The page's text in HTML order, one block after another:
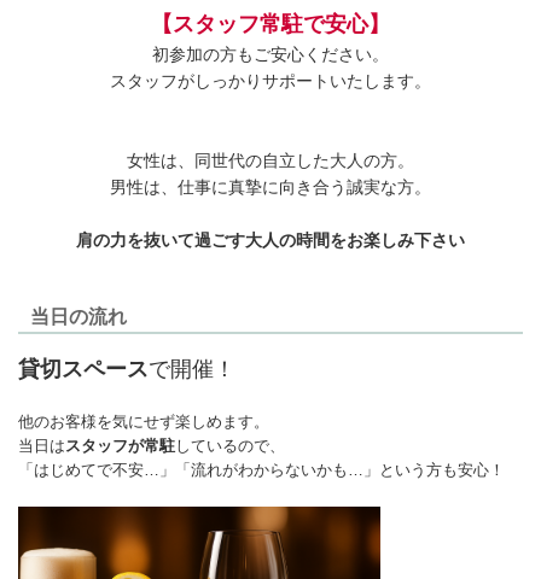
【スタッフ常駐で安心】
初参加の方もご安心ください。
スタッフがしっかりサポートいたします。
女性は、同世代の自立した大人の方。
男性は、仕事に真摯に向き合う誠実な方。
肩の力を抜いて過ごす大人の時間をお楽しみ下さい
当日の流れ
貸切スペースで開催！
他のお客様を気にせず楽しめます。
当日は スタッフが常駐しているので、
「はじめてで不安…」「流れがわからないかも…」という方も安心！